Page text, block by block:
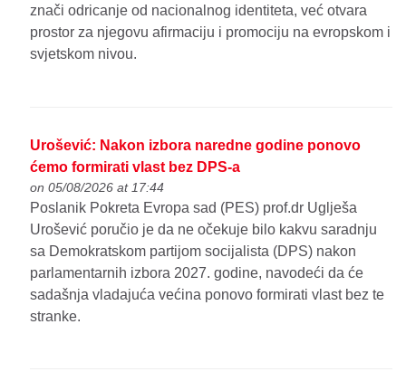
znači odricanje od nacionalnog identiteta, već otvara
prostor za njegovu afirmaciju i promociju na evropskom i
svjetskom nivou.
Urošević: Nakon izbora naredne godine ponovo
ćemo formirati vlast bez DPS-a
on 05/08/2026 at 17:44
Poslanik Pokreta Evropa sad (PES) prof.dr Uglješa
Urošević poručio je da ne očekuje bilo kakvu saradnju
sa Demokratskom partijom socijalista (DPS) nakon
parlamentarnih izbora 2027. godine, navodeći da će
sadašnja vladajuća većina ponovo formirati vlast bez te
stranke.